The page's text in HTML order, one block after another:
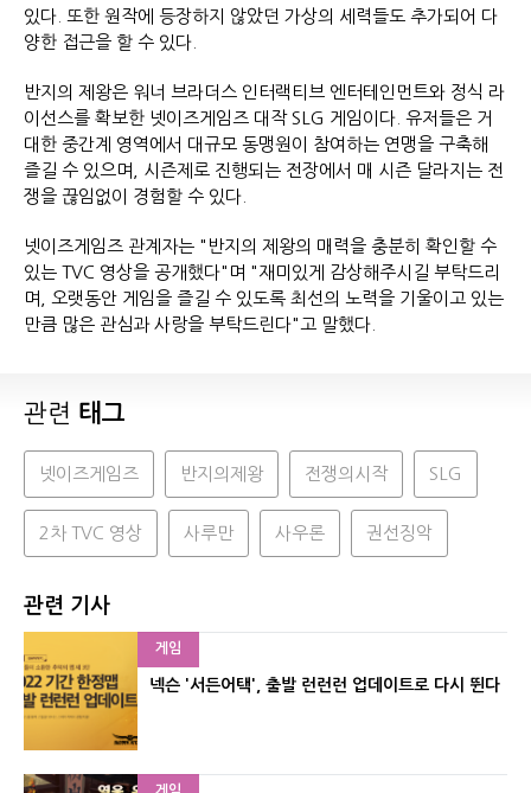
있다. 또한 원작에 등장하지 않았던 가상의 세력들도 추가되어 다
양한 접근을 할 수 있다.
반지의 제왕은 워너 브라더스 인터랙티브 엔터테인먼트와 정식 라
이선스를 확보한 넷이즈게임즈 대작 SLG 게임이다. 유저들은 거
대한 중간계 영역에서 대규모 동맹원이 참여하는 연맹을 구축해
즐길 수 있으며, 시즌제로 진행되는 전장에서 매 시즌 달라지는 전
쟁을 끊임없이 경험할 수 있다.
넷이즈게임즈 관계자는 "반지의 제왕의 매력을 충분히 확인할 수
있는 TVC 영상을 공개했다"며 "재미있게 감상해주시길 부탁드리
며, 오랫동안 게임을 즐길 수 있도록 최선의 노력을 기울이고 있는
만큼 많은 관심과 사랑을 부탁드린다"고 말했다.
관련 태그
넷이즈게임즈 반지의제왕 전쟁의시작 SLG
2차 TVC 영상 사루만 사우론 권선징악
관련 기사
게임
넥슨 '서든어택', 출발 런런런 업데이트로 다시 뛴다